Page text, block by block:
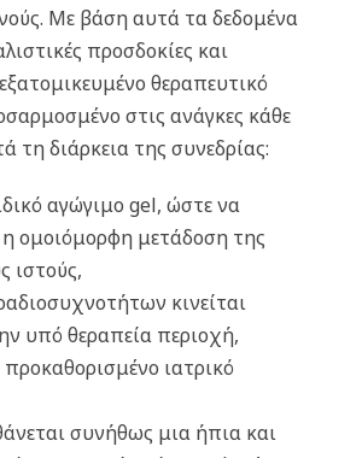
Με βάση αυτά τα δεδομένα
προσδοκίες και
θεραπευτικό
στις ανάγκες κάθε
τη διάρκεια της συνεδρίας:
αγώγιμο gel, ώστε να
η ομοιόμορφη μετάδοση της
ιστούς,
κινείται
υπό θεραπεία περιοχή,
ιατρικό
συνήθως μια ήπια και